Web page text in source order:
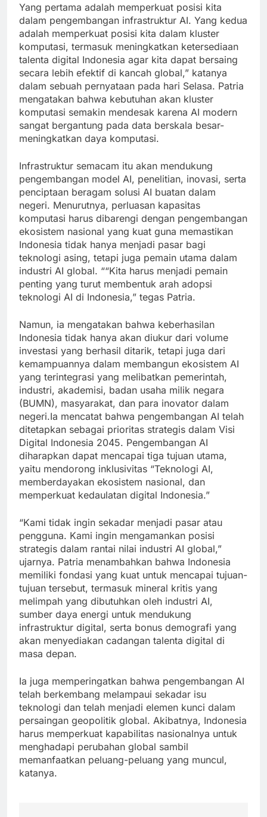
Yang pertama adalah memperkuat posisi kita
dalam pengembangan infrastruktur AI. Yang kedua
adalah memperkuat posisi kita dalam kluster
komputasi, termasuk meningkatkan ketersediaan
talenta digital Indonesia agar kita dapat bersaing
secara lebih efektif di kancah global,” katanya
dalam sebuah pernyataan pada hari Selasa. Patria
mengatakan bahwa kebutuhan akan kluster
komputasi semakin mendesak karena AI modern
sangat bergantung pada data berskala besar-
meningkatkan daya komputasi.
Infrastruktur semacam itu akan mendukung
pengembangan model AI, penelitian, inovasi, serta
penciptaan beragam solusi AI buatan dalam
negeri. Menurutnya, perluasan kapasitas
komputasi harus dibarengi dengan pengembangan
ekosistem nasional yang kuat guna memastikan
Indonesia tidak hanya menjadi pasar bagi
teknologi asing, tetapi juga pemain utama dalam
industri AI global. ““Kita harus menjadi pemain
penting yang turut membentuk arah adopsi
teknologi AI di Indonesia,” tegas Patria.
Namun, ia mengatakan bahwa keberhasilan
Indonesia tidak hanya akan diukur dari volume
investasi yang berhasil ditarik, tetapi juga dari
kemampuannya dalam membangun ekosistem AI
yang terintegrasi yang melibatkan pemerintah,
industri, akademisi, badan usaha milik negara
(BUMN), masyarakat, dan para inovator dalam
negeri.Ia mencatat bahwa pengembangan AI telah
ditetapkan sebagai prioritas strategis dalam Visi
Digital Indonesia 2045. Pengembangan AI
diharapkan dapat mencapai tiga tujuan utama,
yaitu mendorong inklusivitas “Teknologi AI,
memberdayakan ekosistem nasional, dan
memperkuat kedaulatan digital Indonesia.”
“Kami tidak ingin sekadar menjadi pasar atau
pengguna. Kami ingin mengamankan posisi
strategis dalam rantai nilai industri AI global,”
ujarnya. Patria menambahkan bahwa Indonesia
memiliki fondasi yang kuat untuk mencapai tujuan-
tujuan tersebut, termasuk mineral kritis yang
melimpah yang dibutuhkan oleh industri AI,
sumber daya energi untuk mendukung
infrastruktur digital, serta bonus demografi yang
akan menyediakan cadangan talenta digital di
masa depan.
Ia juga memperingatkan bahwa pengembangan AI
telah berkembang melampaui sekadar isu
teknologi dan telah menjadi elemen kunci dalam
persaingan geopolitik global. Akibatnya, Indonesia
harus memperkuat kapabilitas nasionalnya untuk
menghadapi perubahan global sambil
memanfaatkan peluang-peluang yang muncul,
katanya.